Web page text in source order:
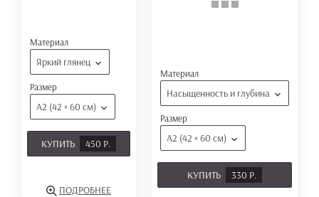
Материал
Яркий глянец
Размер
А2 (42 × 60 см)
КУПИТЬ 450 Р.
ПОДРОБНЕЕ
Материал
Насыщенность и глубина
Размер
А2 (42 × 60 см)
КУПИТЬ 330 Р.